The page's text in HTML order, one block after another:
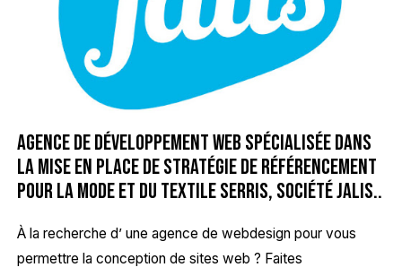
Agence de développement web spécialisée dans
la mise en place de stratégie de référencement
pour la mode et du textile Serris, Société Jalis..
À la recherche d’ une agence de webdesign pour vous
permettre la conception de sites web ? Faites